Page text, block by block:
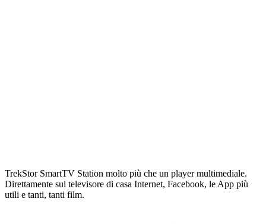
TrekStor SmartTV Station molto più che un player multimediale.
Direttamente sul televisore di casa Internet, Facebook, le App più
utili e tanti, tanti film.